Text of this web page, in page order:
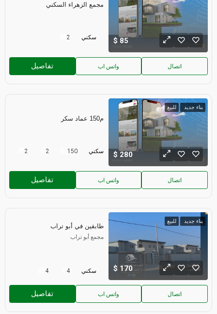
85
مجمع الزهراء السكني
2 سكني
تفاصيل واتس اب اتصال
بناء جديد للبيع
280
م150 عماد سكر
2 2 150 سكني
تفاصيل واتس اب اتصال
بناء جديد للبيع
170
طابقين في أبو تراب
مجمع أبو تراب
4 4 سكني
تفاصيل واتس اب اتصال